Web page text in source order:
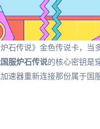
石传说》金色传说卡，当
服炉石传说的核心密钥是
速器重新连接那份属于